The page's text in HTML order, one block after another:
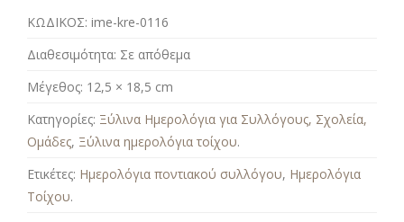
ΚΩΔΙΚΟΣ: ime-kre-0116
Διαθεσιμότητα: Σε απόθεμα
Μέγεθος: 12,5 × 18,5 cm
Κατηγορίες: Ξύλινα Ημερολόγια για Συλλόγους, Σχολεία,
Ομάδες, Ξύλινα ημερολόγια τοίχου.
Ετικέτες: Ημερολόγια ποντιακού συλλόγου, Ημερολόγια
Τοίχου.